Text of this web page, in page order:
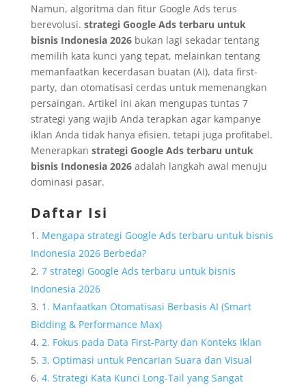
Namun, algoritma dan fitur Google Ads terus
berevolusi. strategi Google Ads terbaru untuk
bisnis Indonesia 2026bukan lagi sekadar tentang
memilih kata kunci yang tepat, melainkan tentang
memanfaatkan kecerdasan buatan (AI), data first-
party, dan otomatisasi cerdas untuk memenangkan
persaingan. Artikel ini akan mengupas tuntas 7
strategi yang wajib Anda terapkan agar kampanye
iklan Anda tidak hanya efisien, tetapi juga profitabel.
Menerapkan strategi Google Ads terbaru untuk
bisnis Indonesia 2026adalah langkah awal menuju
dominasi pasar.
Daftar Isi
Mengapa strategi Google Ads terbaru untuk bisnis
Indonesia 2026 Berbeda?
7 strategi Google Ads terbaru untuk bisnis
Indonesia 2026
1. Manfaatkan Otomatisasi Berbasis AI (Smart
Bidding & Performance Max)
2. Fokus pada Data First-Party dan Konteks Iklan
3. Optimasi untuk Pencarian Suara dan Visual
4. Strategi Kata Kunci Long-Tail yang Sangat